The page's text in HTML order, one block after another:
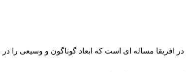
در افریقا مساله ای است که ابعاد گوناگون و وسیعی را